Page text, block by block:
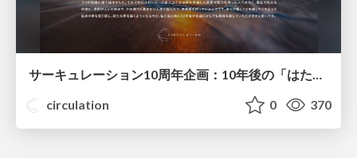
サーキュレーション10周年企画：10年後の「はたらく」未来
circulation
0 370